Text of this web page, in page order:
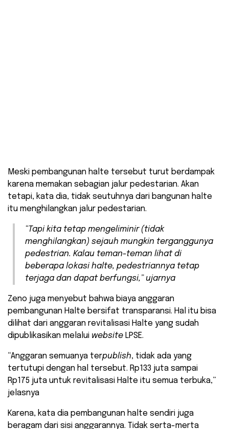
Meski pembangunan halte tersebut turut berdampak
karena memakan sebagian jalur pedestarian. Akan
tetapi, kata dia, tidak seutuhnya dari bangunan halte
itu menghilangkan jalur pedestarian.
“Tapi kita tetap mengeliminir (tidak
menghilangkan) sejauh mungkin terganggunya
pedestrian. Kalau teman-teman lihat di
beberapa lokasi halte, pedestriannya tetap
terjaga dan dapat berfungsi,” ujarnya
Zeno juga menyebut bahwa biaya anggaran
pembangunan Halte bersifat transparansi. Hal itu bisa
dilihat dari anggaran revitalisasi Halte yang sudah
dipublikasikan melalui website LPSE.
“Anggaran semuanya terpublish, tidak ada yang
tertutupi dengan hal tersebut. Rp133 juta sampai
Rp175 juta untuk revitalisasi Halte itu semua terbuka,”
jelasnya
Karena, kata dia pembangunan halte sendiri juga
beragam dari sisi anggarannya. Tidak serta-merta